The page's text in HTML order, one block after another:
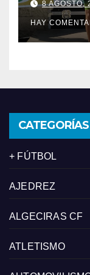
8
HAY
CATEGORÍAS
+ FÚTBOL
AJEDREZ
ALGECIRAS CF
ATLETISMO